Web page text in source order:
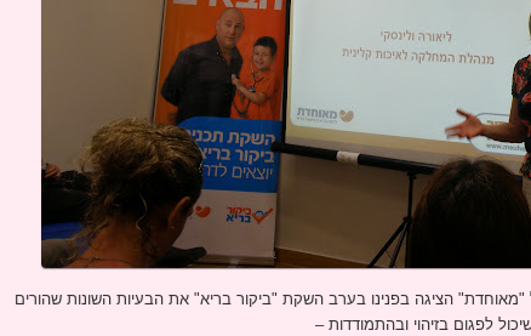
הציגה בפנינו בערב השקת "ביקור בריא" את הבעיות השונות שהורים
לפגום בזיהוי ובהתמודדות –